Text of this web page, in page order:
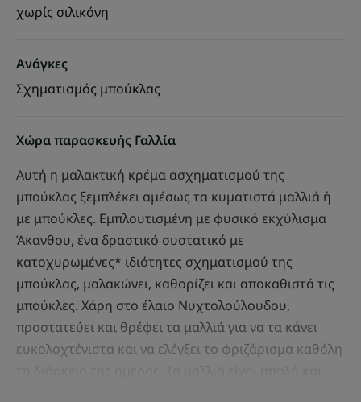
χωρίς σιλικόνη
Ανάγκες
Σχηματισμός μπούκλας
Χώρα παρασκευής Γαλλία
Αυτή η μαλακτική κρέμα ασχηματισμού της
μπούκλας ξεμπλέκει αμέσως τα κυματιστά μαλλιά ή
με μπούκλες. Εμπλουτισμένη με φυσικό εκχύλισμα
Άκανθου, ένα δραστικό συστατικό με
κατοχυρωμένες* ιδιότητες σχηματισμού της
μπούκλας, μαλακώνει, καθορίζει και αποκαθιστά τις
μπούκλες. Χάρη στο έλαιο Νυχτολούλουδου,
προστατεύει και θρέφει τα μαλλιά για να τα κάνει
ευκολοχτένιστα και να ελέγξει το φριζάρισμα καθόλη